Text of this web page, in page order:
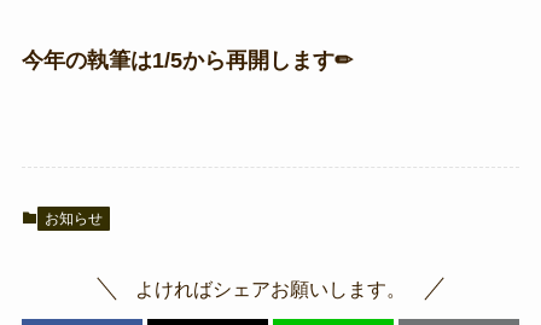
今年の執筆は1/5から再開します✏
お知らせ
よければシェアお願いします。